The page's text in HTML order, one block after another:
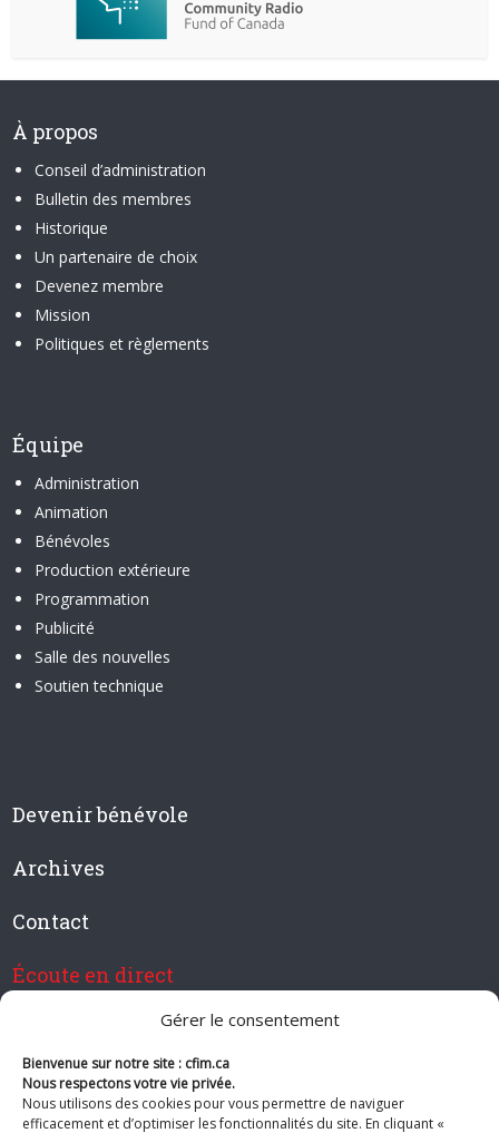
Gérer le consentement
Bienvenue sur notre site : cfim.ca
Nous respectons votre vie privée.
Nous utilisons des cookies pour vous permettre de naviguer
efficacement et d’optimiser les fonctionnalités du site. En cliquant «
À propos
Conseil d’administration
Bulletin des membres
Historique
Un partenaire de choix
Devenez membre
Mission
Politiques et règlements
Équipe
Administration
Animation
Bénévoles
Production extérieure
Programmation
Publicité
Salle des nouvelles
Soutien technique
Devenir bénévole
Archives
Contact
Écoute en direct
Devenir membre de CFIM